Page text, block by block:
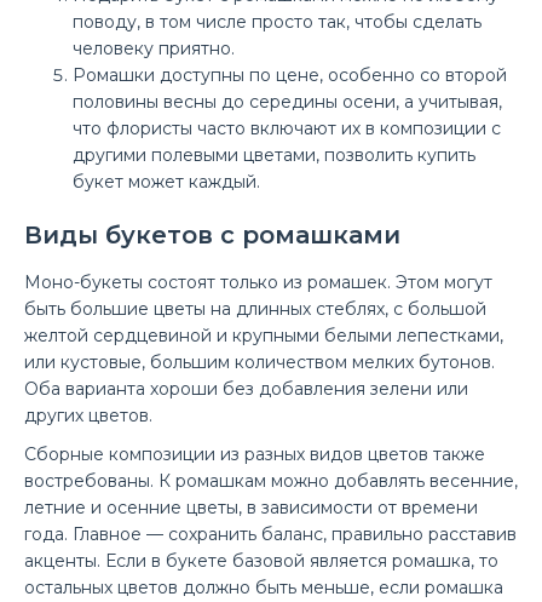
Закажите чудесный Букет «Летний ветерок» выгодно на
14 февраля в доставке цветов ЛЮБИМЫЕ
БУКЕТЫ.Буке..
поводу, в том числе просто так, чтобы сделать
человеку приятно.
Ромашки доступны по цене, особенно со второй
половины весны до середины осени, а учитывая,
что флористы часто включают их в композиции с
другими полевыми цветами, позволить купить
букет может каждый.
Виды букетов с ромашками
Моно-букеты состоят только из ромашек. Этом могут
быть большие цветы на длинных стеблях, с большой
желтой сердцевиной и крупными белыми лепестками,
или кустовые, большим количеством мелких бутонов.
Оба варианта хороши без добавления зелени или
других цветов.
Сборные композиции из разных видов цветов также
востребованы. К ромашкам можно добавлять весенние,
летние и осенние цветы, в зависимости от времени
года. Главное — сохранить баланс, правильно расставив
акценты. Если в букете базовой является ромашка, то
остальных цветов должно быть меньше, если ромашка